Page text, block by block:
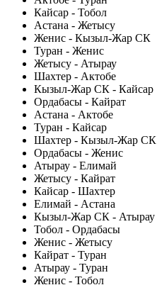
Кайсар - Тобол
Астана - Жетысу
Женис - Кызыл-Жар СК
Туран - Женис
Жетысу - Атырау
Шахтер - Актобе
Кызыл-Жар СК - Кайсар
Ордабасы - Кайрат
Астана - Актобе
Туран - Кайсар
Шахтер - Кызыл-Жар СК
Ордабасы - Женис
Атырау - Елимай
Жетысу - Кайрат
Кайсар - Шахтер
Елимай - Астана
Кызыл-Жар СК - Атырау
Тобол - Ордабасы
Женис - Жетысу
Кайрат - Туран
Атырау - Туран
Женис - Тобол